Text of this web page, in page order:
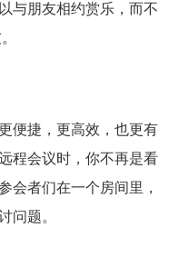
与朋友相约赏乐，而不
便捷，更高效，也更有
程会议时，你不再是看
会者们在一个房间里，
问题。